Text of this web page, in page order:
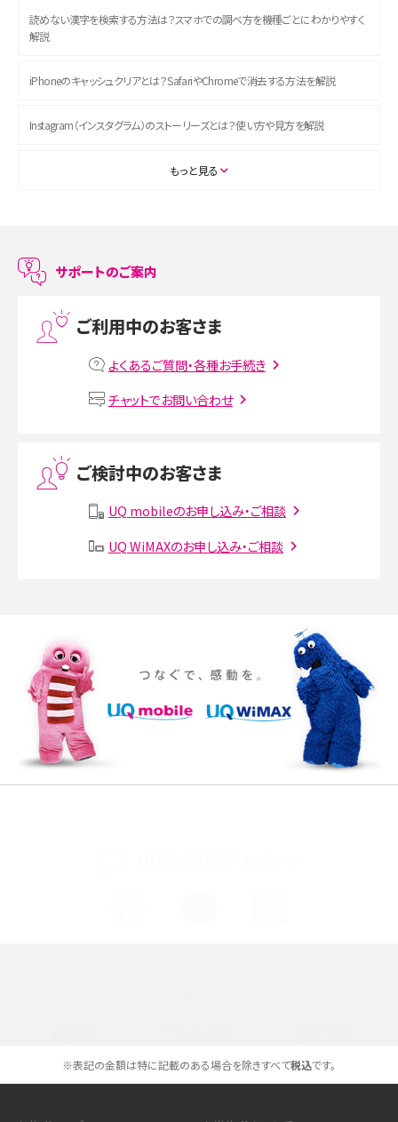
読めない漢字を検索する方法は？スマホでの調べ方を機種ごとにわかりやすく
解説
iPhoneのキャッシュクリアとは？SafariやChromeで消去する方法を解説
Instagram（インスタグラム）のストーリーズとは？使い方や見方を解説
ASMRとは？初心者向けの代表ジャンルや楽しみ方を解説
LINEで友だちを削除する方法は？方法ごとの影響や復活・復元する方法も解説
MNOとは？MVNOやMVNEとの違いやメリット・デメリットを解説
VPN接続とは？仕組みや必要性、メリット・デメリット、接続方法を解説
Instagram（インスタグラム）でスクショするとバレる？バレるケースや撮り方も解
SMSとは？料金やできること、注意点や届かない時の対処法を解説
iPhone 16eとiPhone SE（第3世代）の違いは？サイズやスペックを比較して解説
iPhone 16eとiPhone 14を徹底比較！スペック・機能の違いをわかりやすく紹介
iPhone 16シリーズのモデルを比較！価格・サイズ・カメラ性能の違いを徹底解説
iPhone 16とiPhone 15の違いは？カメラ・スペック・機能を徹底比較
スマホや携帯端末の通信速度制限とは？回避のコツや解除のタイミング・方法
を解説
もっと見る
サポートのご案内
ご利用中のお客さま
よくあるご質問・各種お手続き
チャットでお問い合わせ
ご検討中のお客さま
UQ mobileのお申し込み・ご相談
UQ WiMAXのお申し込み・ご相談
※表記の金額は特に記載のある場合を除きすべて税込です。